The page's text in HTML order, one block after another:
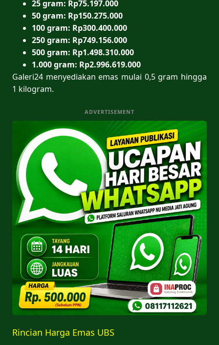
25 gram: Rp75.197.000
50 gram: Rp150.275.000
100 gram: Rp300.400.000
250 gram: Rp749.156.000
500 gram: Rp1.498.310.000
1.000 gram: Rp2.996.619.000
Galeri24 menyediakan emas mulai 0,5 gram hingga
1 kilogram.
ADVERTISEMENT
Rincian Harga Emas UBS